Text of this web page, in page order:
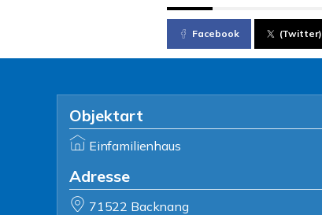
Facebook (Twitter)
Objektart
Einfamilienhaus
Adresse
71522 Backnang